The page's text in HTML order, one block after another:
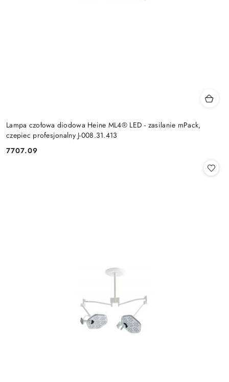
Lampa czołowa diodowa Heine ML4® LED - zasilanie mPack,
czepiec profesjonalny J-008.31.413
Cena:
7707.09